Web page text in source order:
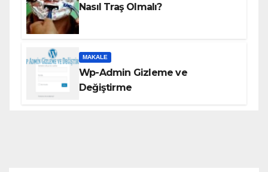
Nasıl Traş Olmalı?
MAKALE
Wp-Admin Gizleme ve
Değiştirme